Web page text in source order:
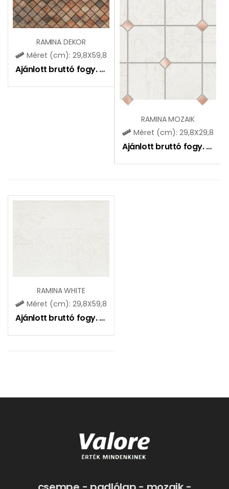
RAMINA DEKOR
Méret (cm): 29,8X59,8
Ajánlott bruttó fogy. ár:
RAMINA MOZAIK
Méret (cm): 29,8X29,8
Ajánlott bruttó fogy. ár:
RAMINA WHITE
Méret (cm): 29,8X59,8
Ajánlott bruttó fogy. ár: